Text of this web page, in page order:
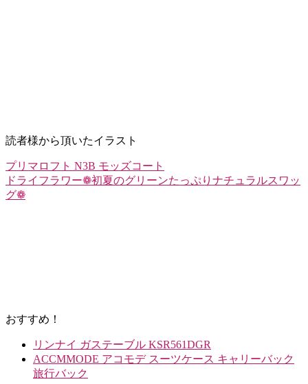
読者様から頂いたイラスト
プリマロフト N3B モッズコート
ドライフラワー❁初夏のグリーンたっぷりナチュラルスワッ
グ❁
おすすめ！
リンナイ ガステーブル KSR561DGR
ACCMMODE アコモデ スーツケース キャリーバック
旅行バック